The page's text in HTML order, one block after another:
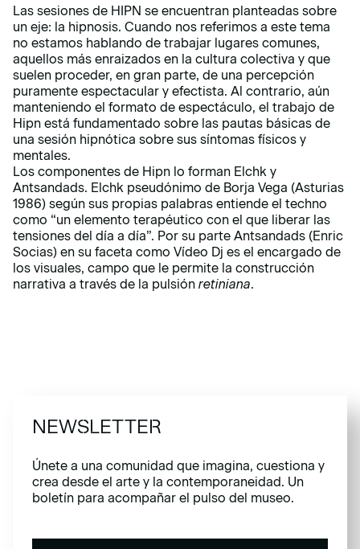
Las sesiones de HIPN se encuentran planteadas sobre
un eje: la hipnosis. Cuando nos referimos a este tema
no estamos hablando de trabajar lugares comunes,
aquellos más enraizados en la cultura colectiva y que
suelen proceder, en gran parte, de una percepción
puramente espectacular y efectista. Al contrario, aún
manteniendo el formato de espectáculo, el trabajo de
Hipn está fundamentado sobre las pautas básicas de
una sesión hipnótica sobre sus síntomas físicos y
mentales.
Los componentes de Hipn lo forman Elchk y
Antsandads. Elchk pseudónimo de Borja Vega (Asturias
1986) según sus propias palabras entiende el techno
como “un elemento terapéutico con el que liberar las
tensiones del día a día”. Por su parte Antsandads (Enric
Socias) en su faceta como Vídeo Dj es el encargado de
los visuales, campo que le permite la construcción
narrativa a través de la pulsión retiniana.
NEWSLETTER
Únete a una comunidad que imagina, cuestiona y
crea desde el arte y la contemporaneidad. Un
boletín para acompañar el pulso del museo.